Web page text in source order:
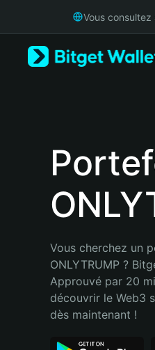
Русский
Português (Portugal)
Bahasa Indonesia
Português (Brasil)
Español (Argentina)
Vous
Vous cherchez un
ONLYTRUMP ?
Approuvé par 20
découvrir le Web3
dès maintenant !